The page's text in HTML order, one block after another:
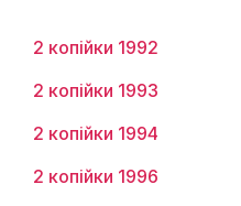
2 копійки 1992
2 копійки 1993
2 копійки 1994
2 копійки 1996